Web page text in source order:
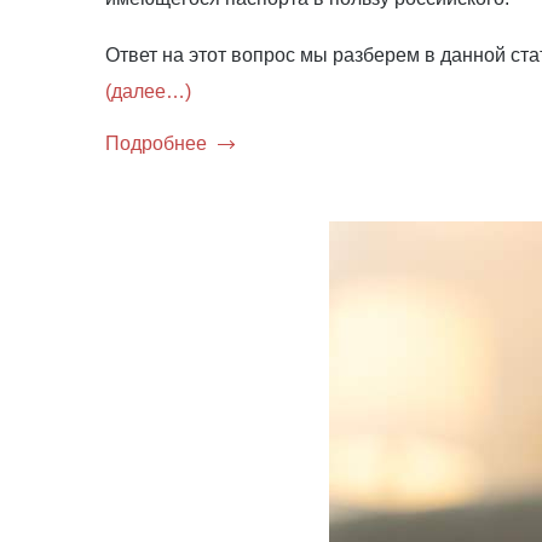
Ответ на этот вопрос мы разберем в данной
(далее…)
Подробнее